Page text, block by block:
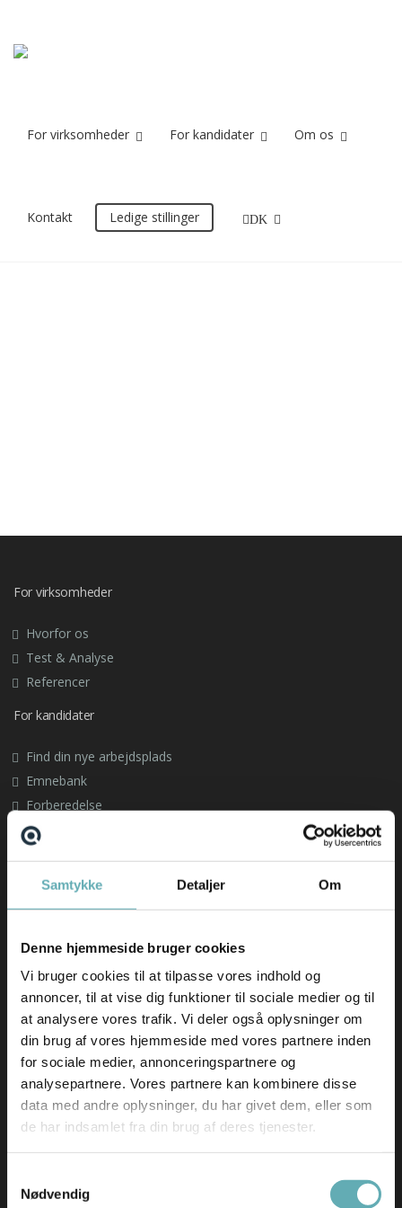
Samtykke Detaljer Om
Denne hjemmeside bruger cookies
Vi bruger cookies til at tilpasse vores indhold og
annoncer, til at vise dig funktioner til sociale medier og til
at analysere vores trafik. Vi deler også oplysninger om
din brug af vores hjemmeside med vores partnere inden
for sociale medier, annonceringspartnere og
analysepartnere. Vores partnere kan kombinere disse
data med andre oplysninger, du har givet dem, eller som
de har indsamlet fra din brug af deres tjenester.
Nødvendig
For virksomheder For kandidater Om os
Kontakt Ledige stillinger DK
hd
For virksomheder
Hvorfor os
Test & Analyse
Referencer
For kandidater
Find din nye arbejdsplads
Emnebank
Forberedelse
Om os
Find din nye arbejdsplads
Emnebank
Hav en fantastisk sommer(ferie) ☀️
AI-revolutionen er allerede sket – i hvert fald i
softwarebranchen
Skift i typen af rekrutteringsopgaver vi får ind
Nyeste ledige stillinger
Salgskonsulent til EcoMobility